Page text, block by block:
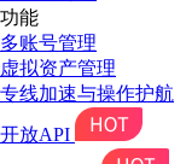
功能
多账号管理
虚拟资产管理
专线加速与操作护航
开放API